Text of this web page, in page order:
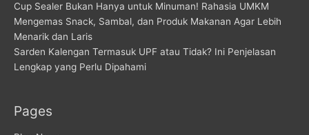
Cup Sealer Bukan Hanya untuk Minuman! Rahasia UMKM
Mengemas Snack, Sambal, dan Produk Makanan Agar Lebih
Menarik dan Laris
Sarden Kalengan Termasuk UPF atau Tidak? Ini Penjelasan
Lengkap yang Perlu Dipahami
Pages